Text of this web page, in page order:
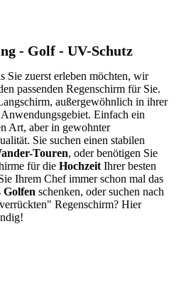
- Golf - UV-Schutz
Sie zuerst erleben möchten, wir
passenden Regenschirm für Sie.
außergewöhnlich in ihrer
Einfach ein
Art, aber in gewohnter
Sie suchen einen stabilen
Touren, oder benötigen Sie
für die Hochzeit Ihrer besten
Ihrem Chef immer schon mal das
Golfen schenken, oder suchen nach
Regenschirm? Hier